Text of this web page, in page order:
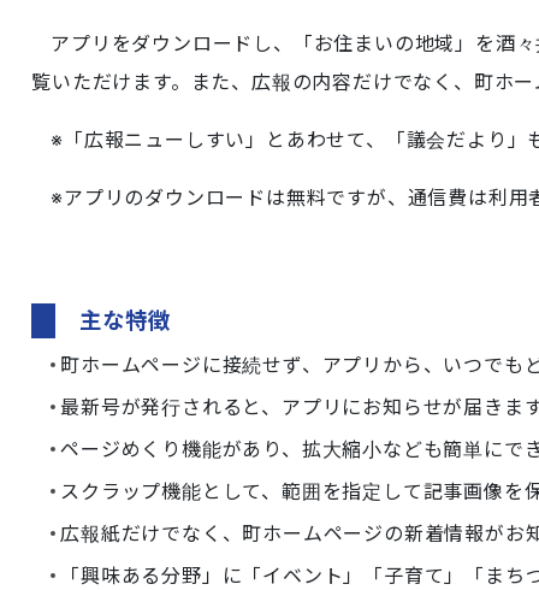
アプリをダウンロードし、「お住まいの地域」を酒
覧いただけます。また、広報の内容だけでなく、町ホ
※「広報ニューしすい」とあわせて、「議会だより」
※アプリのダウンロードは無料ですが、通信費は利用
主な特徴
町ホームページに接続せず、アプリから、いつでも
最新号が発行されると、アプリにお知らせが届きま
ページめくり機能があり、拡大縮小なども簡単にで
スクラップ機能として、範囲を指定して記事画像
広報紙だけでなく、町ホームページの新着情報がお
「興味ある分野」に「イベント」「子育て」「ま